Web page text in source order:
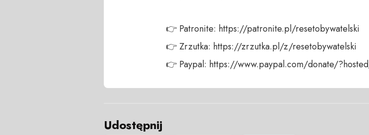
👉 Patronite: https://patronite.pl/resetobywatelski
👉 Zrzutka: https://zrzutka.pl/z/resetobywatelski
👉 Paypal: https://www.paypal.com/donate/
Udostępnij